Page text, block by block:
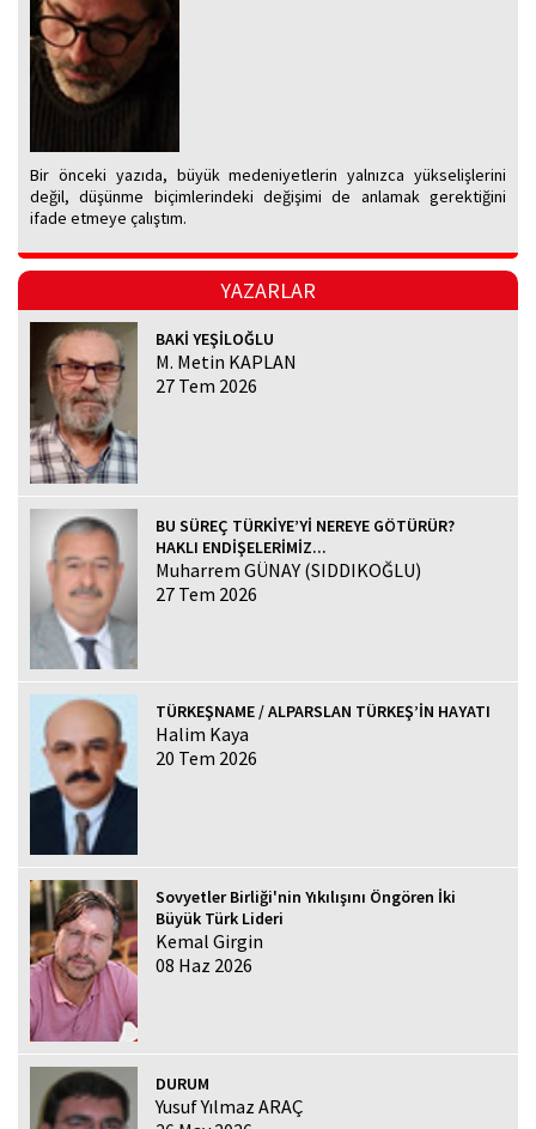
Bir önceki yazıda, büyük medeniyetlerin yalnızca yükselişlerini
değil, düşünme biçimlerindeki değişimi de anlamak gerektiğini
ifade etmeye çalıştım.
YAZARLAR
BAKİ YEŞİLOĞLU
M. Metin KAPLAN
27 Tem 2026
BU SÜREÇ TÜRKİYE’Yİ NEREYE GÖTÜRÜR?
HAKLI ENDİŞELERİMİZ...
Muharrem GÜNAY (SIDDIKOĞLU)
27 Tem 2026
TÜRKEŞNAME / ALPARSLAN TÜRKEŞ’İN HAYATI
Halim Kaya
20 Tem 2026
Sovyetler Birliği'nin Yıkılışını Öngören İki
Büyük Türk Lideri
Kemal Girgin
08 Haz 2026
DURUM
Yusuf Yılmaz ARAÇ